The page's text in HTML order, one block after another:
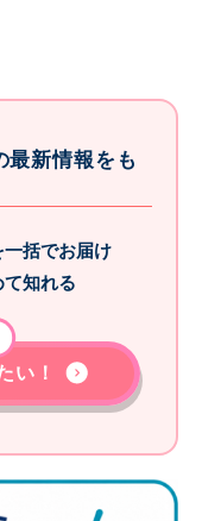
最新情報をも
括でお届け
知れる
い！